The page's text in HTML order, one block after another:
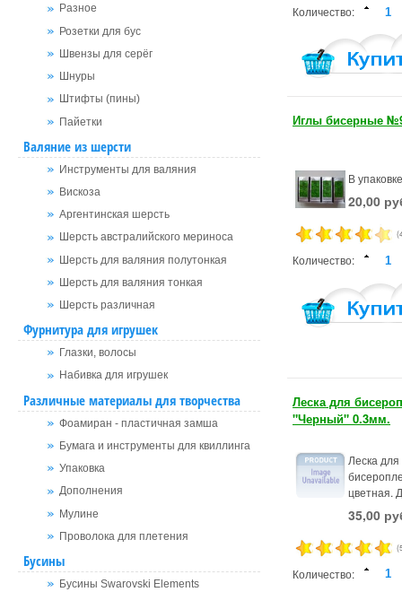
Разное
Розетки для бус
Швензы для серёг
Шнуры
Штифты (пины)
Пайетки
Валяние из шерсти
Инструменты для валяния
Вискоза
Аргентинская шерсть
Шерсть австралийского мериноса
Шерсть для валяния полутонкая
Шерсть для валяния тонкая
Шерсть различная
Фурнитура для игрушек
Глазки, волосы
Набивка для игрушек
Различные материалы для творчества
Фоамиран - пластичная замша
Бумага и инструменты для квиллинга
Упаковка
Дополнения
Мулине
Проволока для плетения
Бусины
Бусины Swarovski Elements
Количество:
Иглы бисерные
В
20,00
Количество:
Леска для
"Черный" 0.3мм.
Леска для
цветная.
35,00
Количество: